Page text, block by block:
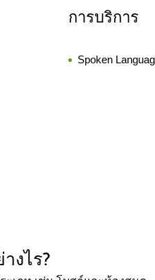
การบริการ
Spoken
งไร?